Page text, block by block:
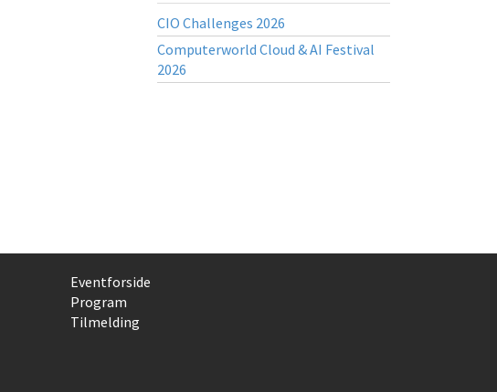
CIO Challenges 2026
Computerworld Cloud & AI Festival
2026
Eventforside
Program
Tilmelding